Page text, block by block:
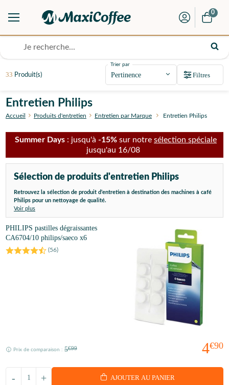
0
Entretien Philips
Accueil Produits d'entretien Entretien par Marque Entretien Philips
Summer Days : jusqu'à -15% sur notre sélection spéciale
jusqu'au 16/08
Sélection de produits d'entretien Philips
Retrouvez la sélection de produit d’entretien à destination des machines à café
Philips pour un nettoyage de qualité.
Voir plus
33 Produit(s)
Trier par
Filtres
PHILIPS pastilles dégraissantes
CA6704/10 philips/saeco x6
(56)
4€90
Prix de comparaison : 5€99
+
- AJOUTER AU PANIER